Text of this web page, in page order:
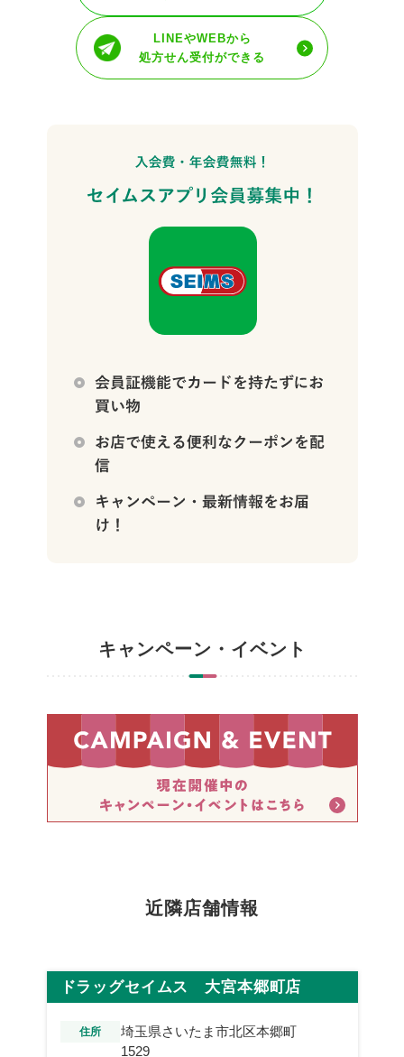
LINEやWEBから
処方せん受付ができる
キャンペーン・イベント
近隣店舗情報
ドラッグセイムス 大宮本郷町店
住所
埼玉県さいたま市北区本郷町
1529